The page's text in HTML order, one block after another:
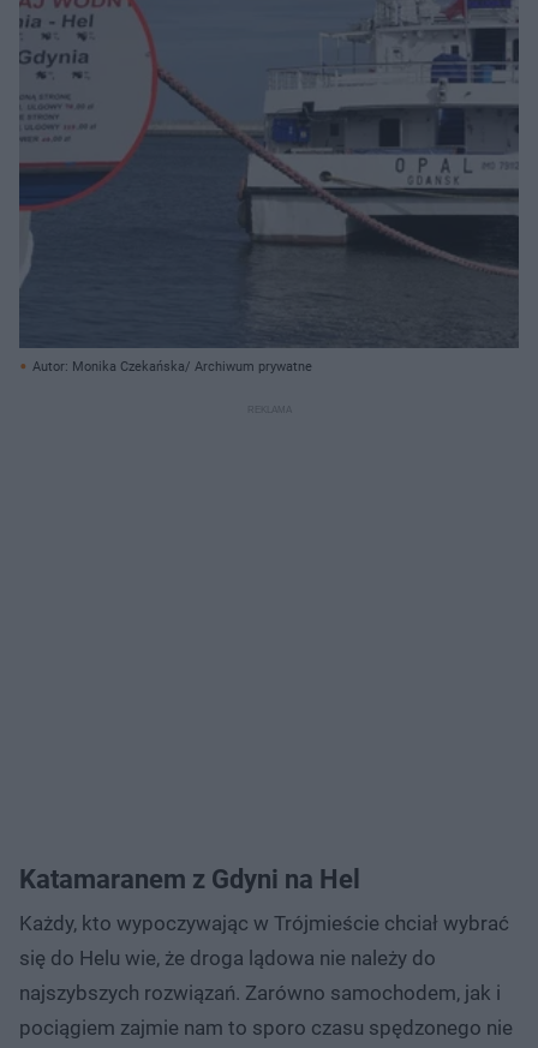
Autor: Monika Czekańska/ Archiwum prywatne
Katamaranem z Gdyni na Hel
Każdy, kto wypoczywając w Trójmieście chciał wybrać
się do Helu wie, że droga lądowa nie należy do
najszybszych rozwiązań. Zarówno samochodem, jak i
pociągiem zajmie nam to sporo czasu spędzonego nie